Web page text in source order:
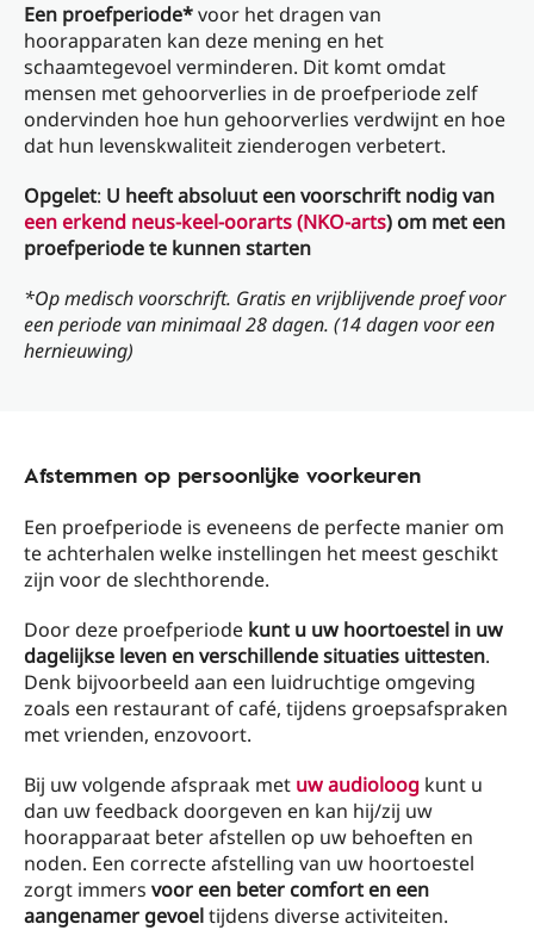
Een proefperiode*voor het dragen van
hoorapparaten kan deze mening en het
schaamtegevoel verminderen. Dit komt omdat
mensen met gehoorverlies in de proefperiode zelf
ondervinden hoe hun gehoorverlies verdwijnt en hoe
dat hun levenskwaliteit zienderogen verbetert.
Opgelet: U heeft absoluut een voorschrift nodig van
een erkend neus-keel-oorarts (NKO-arts) om met een
proefperiode te kunnen starten
*Op medisch voorschrift. Gratis en vrijblijvende proef voor
een periode van minimaal 28 dagen. (14 dagen voor een
hernieuwing)
Afstemmen op persoonlijke voorkeuren
Een proefperiode is eveneens de perfecte manier om
te achterhalen welke instellingen het meest geschikt
zijn voor de slechthorende.
Door deze proefperiode kunt u uw hoortoestel in uw
dagelijkse leven en verschillende situaties uittesten.
Denk bijvoorbeeld aan een luidruchtige omgeving
zoals een restaurant of café, tijdens groepsafspraken
met vrienden, enzovoort.
Bij uw volgende afspraak met uw audioloog kunt u
dan uw feedback doorgeven en kan hij/zij uw
hoorapparaat beter afstellen op uw behoeften en
noden. Een correcte afstelling van uw hoortoestel
zorgt immers voor een beter comfort en een
aangenamer gevoeltijdens diverse activiteiten.